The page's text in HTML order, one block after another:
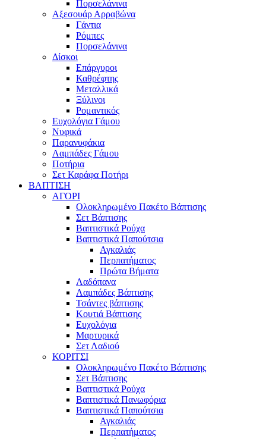
Πορσελάνινα
Αξεσουάρ Αρραβώνα
Γάντια
Ρόμπες
Πορσελάνινα
Δίσκοι
Επάργυροι
Καθρέφτης
Μεταλλικά
Ξύλινοι
Ρομαντικός
Ευχολόγια Γάμου
Νυφικά
Παρανυφάκια
Λαμπάδες Γάμου
Ποτήρια
Σετ Καράφα Ποτήρι
ΒΑΠΤΙΣΗ
ΑΓΟΡΙ
Ολοκληρωμένο Πακέτο Βάπτισης
Σετ Βάπτισης
Βαπτιστικά Ρούχα
Βαπτιστικά Παπούτσια
Αγκαλιάς
Περπατήματος
Πρώτα Βήματα
Λαδόπανα
Λαμπάδες Βάπτισης
Τσάντες βάπτισης
Κουτιά Βάπτισης
Ευχολόγια
Μαρτυρικά
Σετ Λαδιού
ΚΟΡΙΤΣΙ
Ολοκληρωμένο Πακέτο Βάπτισης
Σετ Βάπτισης
Βαπτιστικά Ρούχα
Βαπτιστικά Πανωφόρια
Βαπτιστικά Παπούτσια
Αγκαλιάς
Περπατήματος